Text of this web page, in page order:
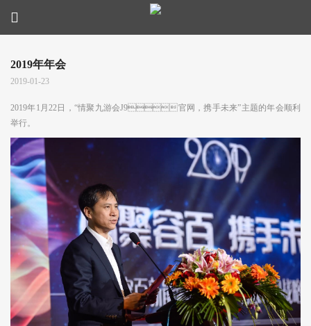
2019年年会
2019-01-23
2019年1 月 22 日， “情聚九游会J9官网，携手未来”主题的年会顺利
举行。